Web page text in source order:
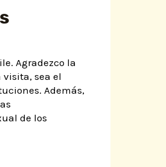
Agradezco la
visita, sea el
Además,
de los